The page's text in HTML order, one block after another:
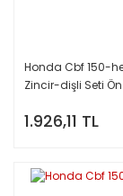
Honda Cbf 150-
Zincir-dişli Seti
1.926,11 TL